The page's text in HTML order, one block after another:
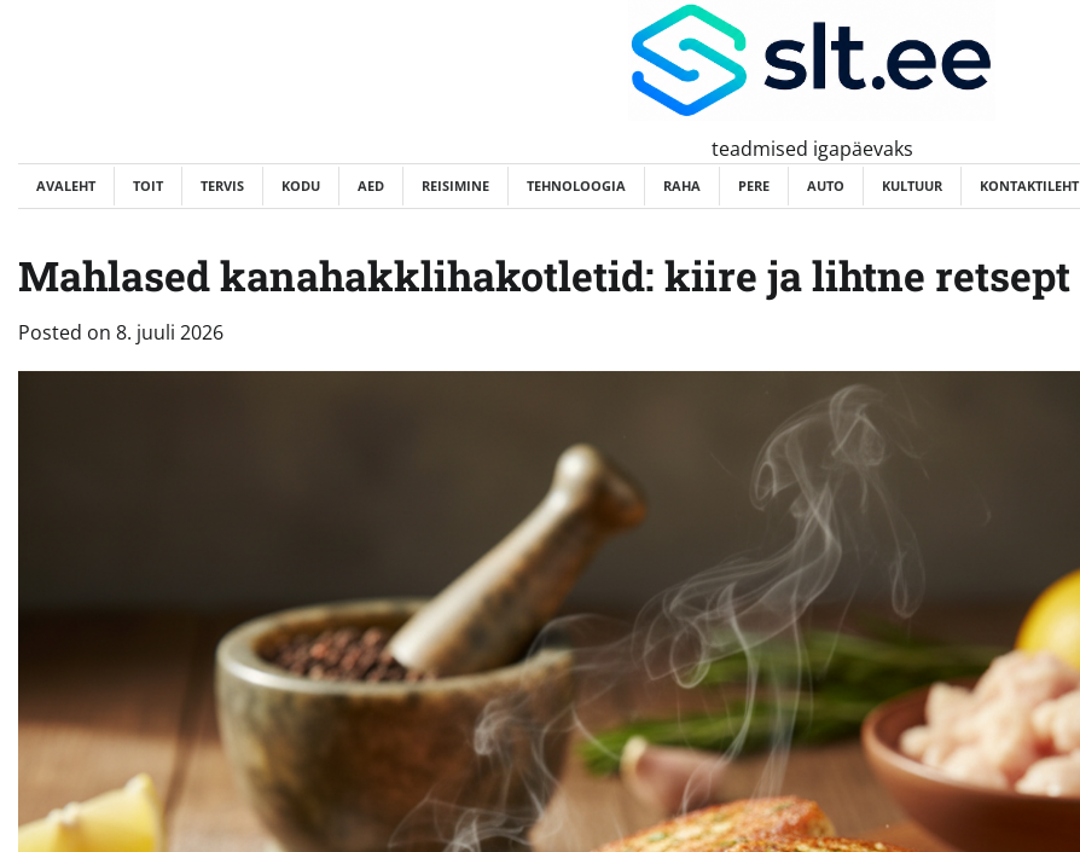
teadmised igapäevaks
AVALEHT TOIT TERVIS KODU AED REISIMINE TEHNOLOOGIA RAHA PERE AUTO KULTUUR KONTAKTILEHT
Mahlased kanahakklihakotletid: kiire ja lihtne retsept
Posted on 8. juuli 2026